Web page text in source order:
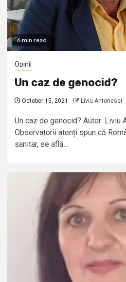
6 min read
Opinii
Un caz de genocid?
October 15, 2021 Liviu Antonesei
Un caz de genocid? Autor: Liviu
Observatorii atenți spun că
sanitar, se află...